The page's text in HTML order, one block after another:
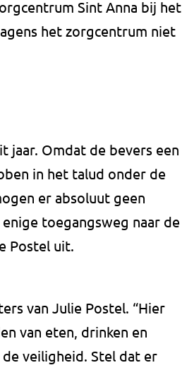
Sint Anna bij het
het zorgcentrum niet
jaar. Omdat de bevers een
in het talud onder de
er absoluut geen
toegangsweg naar de
Postel uit.
van Julie Postel. “Hier
van eten, drinken en
veiligheid. Stel dat er